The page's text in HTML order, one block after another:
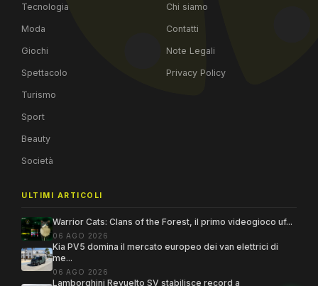
Tecnologia
Moda
Giochi
Spettacolo
Turismo
Sport
Beauty
Società
Chi siamo
Contatti
Note Legali
Privacy Policy
ULTIMI ARTICOLI
Warrior Cats: Clans of the Forest, il primo videogioco uf...
06 AGO 2026
Kia PV5 domina il mercato europeo dei van elettrici di
me...
06 AGO 2026
Lamborghini Revuelto SV stabilisce record a